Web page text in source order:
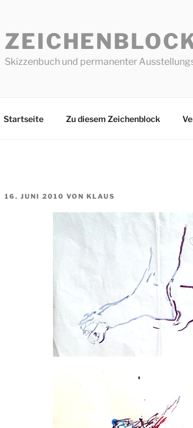
Skizzenbuch und permanenter
Startseite Zu diesem Zeichenblock
VERÖFFENTLICHT
16. JUNI 2010 VON KLAUS